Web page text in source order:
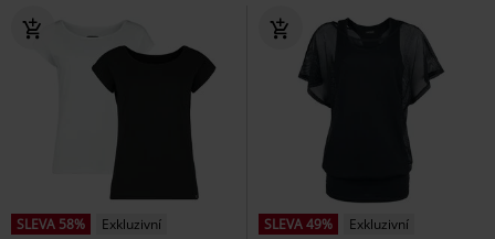
SLEVA 58%
Exkluzivní
SLEVA 49%
Exkluzivní